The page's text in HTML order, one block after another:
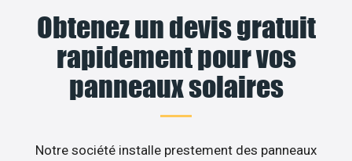
Obtenez un devis gratuit
rapidement pour vos
panneaux solaires
Notre société installe prestement des panneaux